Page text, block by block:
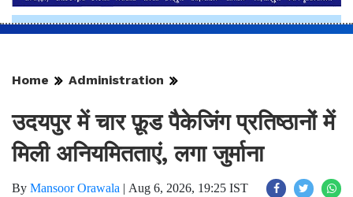
Home Administration
उदयपुर में चार फ़ूड पैकेजिंग प्रतिष्ठानों में
मिली अनियमितताएं, लगा जुर्माना
By Mansoor Orawala | Aug 6, 2026, 19:25 IST